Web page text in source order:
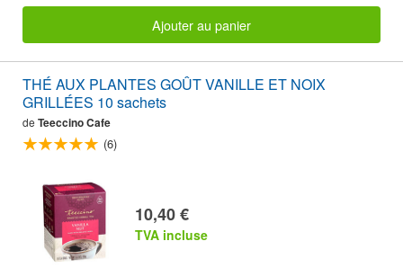
Ajouter au panier
THÉ AUX PLANTES GOÛT VANILLE ET NOIX
GRILLÉES 10 sachets
de Teeccino Cafe
(6)
10,40 €
TVA incluse